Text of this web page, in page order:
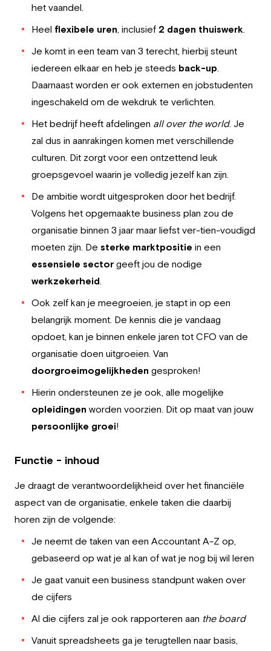
het vaandel.
Heel flexibele uren, inclusief 2 dagen thuiswerk.
Je komt in een team van 3 terecht, hierbij steunt
iedereen elkaar en heb je steeds back-up.
Daarnaast worden er ook externen en jobstudenten
ingeschakeld om de wekdruk te verlichten.
Het bedrijf heeft afdelingen all over the world. Je
zal dus in aanrakingen komen met verschillende
culturen. Dit zorgt voor een ontzettend leuk
groepsgevoel waarin je volledig jezelf kan zijn.
De ambitie wordt uitgesproken door het bedrijf.
Volgens het opgemaakte business plan zou de
organisatie binnen 3 jaar maar liefst ver-tien-voudigd
moeten zijn. De sterke marktpositie in een
essensiele sector geeft jou de nodige
werkzekerheid.
Ook zelf kan je meegroeien, je stapt in op een
belangrijk moment. De kennis die je vandaag
opdoet, kan je binnen enkele jaren tot CFO van de
organisatie doen uitgroeien. Van
doorgroeimogelijkheden gesproken!
Hierin ondersteunen ze je ook, alle mogelijke
opleidingen worden voorzien. Dit op maat van jouw
persoonlijke groei!
Functie - inhoud
Je draagt de verantwoordelijkheid over het financiële
aspect van de organisatie, enkele taken die daarbij
horen zijn de volgende:
Je neemt de taken van een Accountant A-Z op,
gebaseerd op wat je al kan of wat je nog bij wil leren
Je gaat vanuit een business standpunt waken over
de cijfers
Al die cijfers zal je ook rapporteren aan the board
Vanuit spreadsheets ga je terugtellen naar basis,